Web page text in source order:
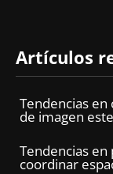
Artículos
Tendencias
de imagen
Tendencias
coordinar